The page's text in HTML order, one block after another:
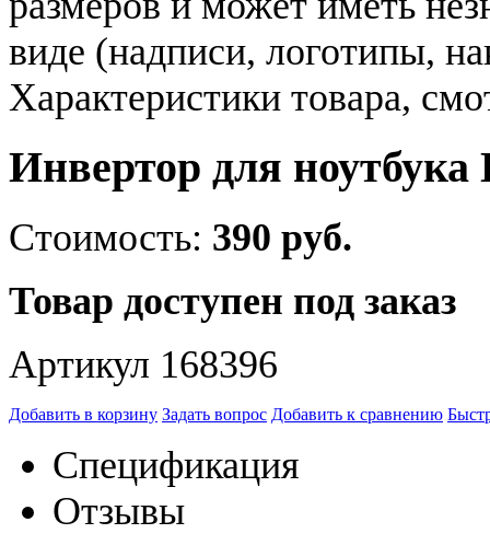
виде (надписи, логотипы,
Характеристики товара,
Инвертор для
Стоимость: 390 руб.
Товар доступен под заказ
Артикул 168396
Добавить в корзину Задать вопрос Добавить к сравнению
Спецификация
Отзывы